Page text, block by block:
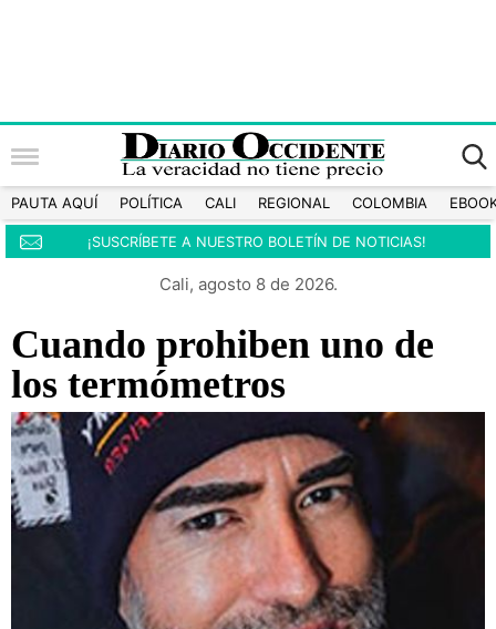
PAUTA AQUÍ POLÍTICA CALI REGIONAL COLOMBIA
¡SUSCRÍBETE A NUESTRO BOLETÍN DE NOTICIAS!
Cali, agosto 8 de 2026.
Cuando prohiben uno de
los termómetros